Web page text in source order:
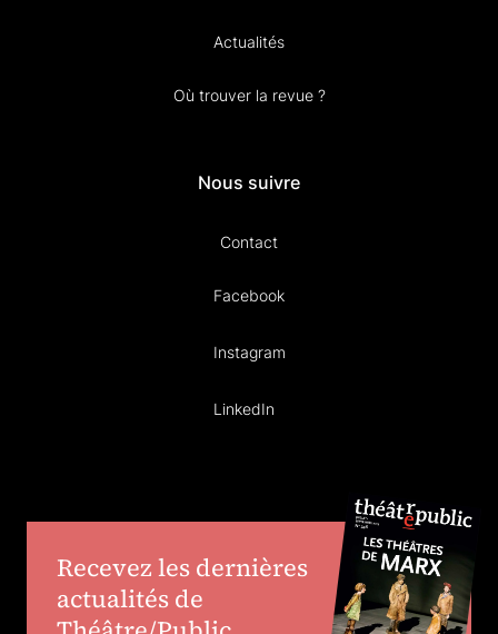
Actualités
Où trouver la revue ?
Nous suivre
Contact
Facebook
Instagram
LinkedIn
Recevez les dernières
actualités de